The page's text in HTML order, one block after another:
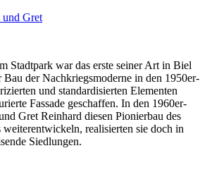
und Gret
Stadtpark war das erste seiner Art in Biel
der Nachkriegsmoderne in den 1950er-
und standardisierten Elementen
Fassade geschaffen. In den 1960er-
Gret Reinhard diesen Pionierbau des
weiterentwickeln, realisierten sie doch in
Siedlungen.